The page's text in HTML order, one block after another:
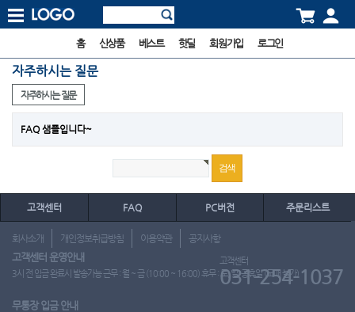
홈 신상품 베스트 핫딜 회원가입 로그인
자주하시는 질문
자주하시는 질문
FAQ 샘플입니다~
고객센터 FAQ PC버전 주문리스트
회사소개 개인정보취급방침 이용약관 공지사항
고객센터 운영안내
3시 전 입금 완료시 발송가능 근무 : 월 ~ 금 (10:00 ~ 16:00) 휴무 : 토, 일, 공휴일 (도매 불가)
고객센터
031-254-1037
무통장 입금 안내